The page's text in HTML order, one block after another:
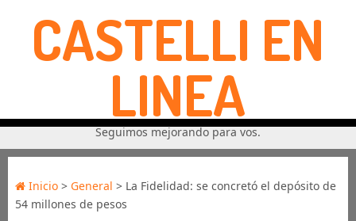
CASTELLI EN
LINEA
Seguimos mejorando para vos.
Inicio> General > La Fidelidad: se concretó el depósito de
54 millones de pesos